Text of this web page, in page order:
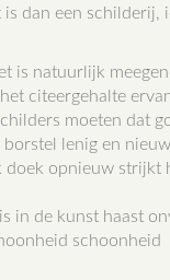
dan een schilderij,
is natuurlijk
citeergehalte
moeten dat
lenig en
doek opnieuw strijkt
in de kunst haast
schoonheid